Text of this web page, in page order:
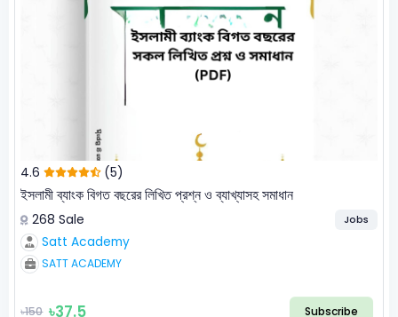
4.6 (5)
ইসলামী ব্যাংক বিগত বছরের লিখিত প্রশ্ন ও ব্যাখ্যাসহ সমাধান
268 Sale Jobs
Satt Academy
SATT ACADEMY
৳150 ৳37.5 Subscribe